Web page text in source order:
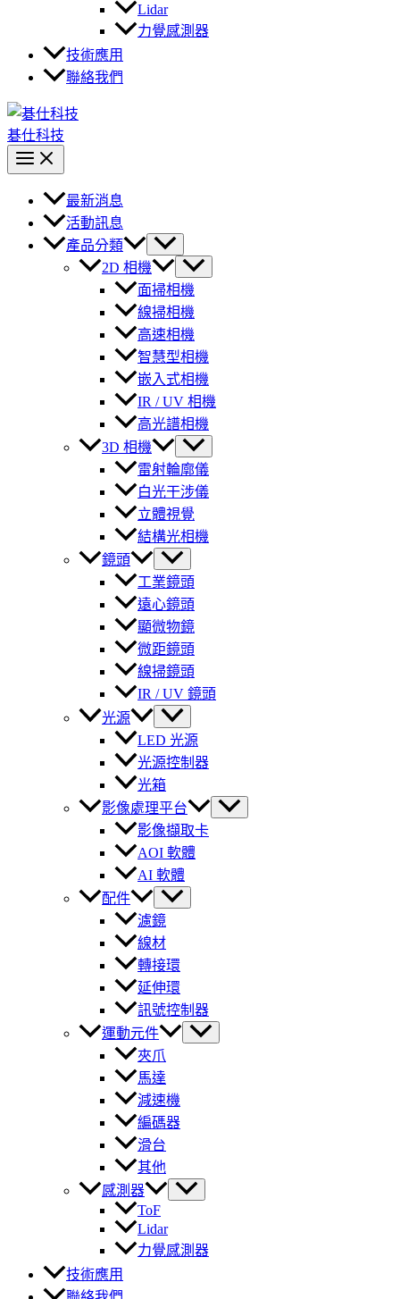
Lidar
力覺感測器
技術應用
聯絡我們
碁仕科技
最新消息
活動訊息
產品分類
2D 相機
面掃相機
線掃相機
高速相機
智慧型相機
嵌入式相機
IR / UV 相機
高光譜相機
3D 相機
雷射輪廓儀
白光干涉儀
立體視覺
結構光相機
鏡頭
工業鏡頭
遠心鏡頭
顯微物鏡
微距鏡頭
線掃鏡頭
IR / UV 鏡頭
光源
LED 光源
光源控制器
光箱
影像處理平台
影像擷取卡
AOI 軟體
AI 軟體
配件
濾鏡
線材
轉接環
延伸環
訊號控制器
運動元件
夾爪
馬達
減速機
編碼器
滑台
其他
感測器
ToF
Lidar
力覺感測器
技術應用